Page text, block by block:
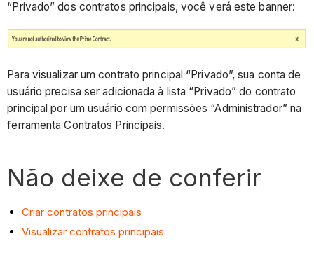
“Privado” dos contratos principais, você verá este banner:
Para visualizar um contrato principal “Privado”, sua conta de
usuário precisa ser adicionada à lista “Privado” do contrato
principal por um usuário com permissões “Administrador” na
ferramenta Contratos Principais.
Não deixe de conferir
Criar contratos principais
Visualizar contratos principais